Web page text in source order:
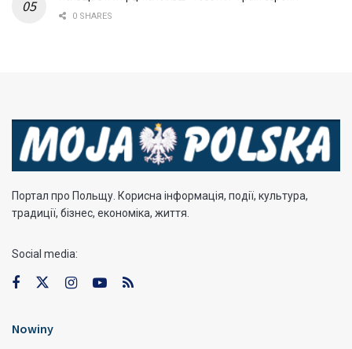
0 SHARES
Портал про Польщу. Корисна інформація, події, культура,
традиції, бізнес, економіка, життя.
Social media:
Nowiny